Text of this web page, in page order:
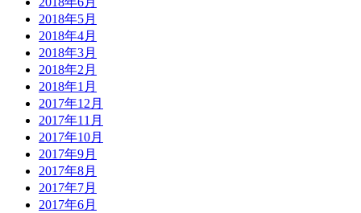
2018年5月
2018年4月
2018年3月
2018年2月
2018年1月
2017年12月
2017年11月
2017年10月
2017年9月
2017年8月
2017年7月
2017年6月